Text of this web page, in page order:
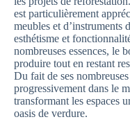
est particulièrement
meubles et d’instruments
esthétisme et
nombreuses essences, le
produire tout en restant
Du fait de ses
progressivement dans le
transformant les espaces
oasis de verdure.